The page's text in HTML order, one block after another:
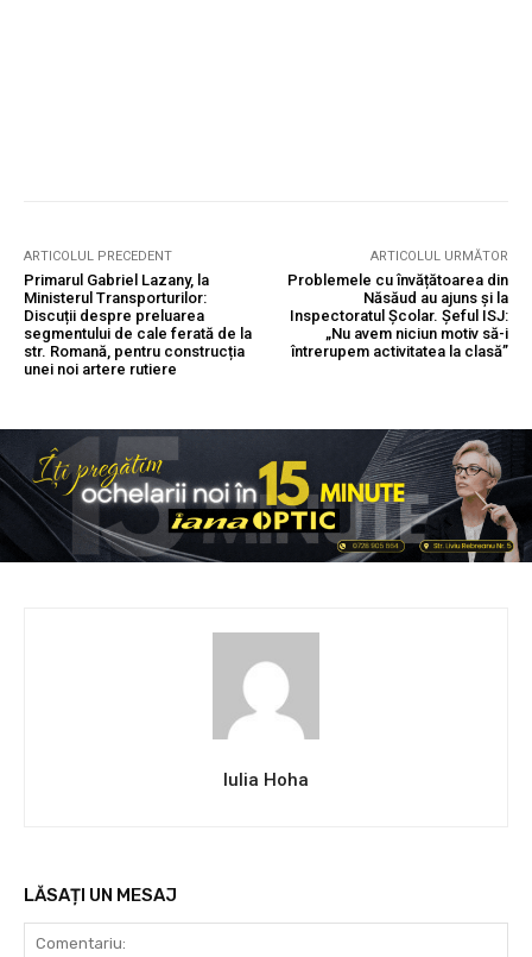
ARTICOLUL PRECEDENT
Primarul Gabriel Lazany, la
Ministerul Transporturilor:
Discuții despre preluarea
segmentului de cale ferată de la
str. Romană, pentru construcția
unei noi artere rutiere
ARTICOLUL URMĂTOR
Problemele cu învățătoarea din
Năsăud au ajuns și la
Inspectoratul Școlar. Șeful ISJ:
„Nu avem niciun motiv să-i
întrerupem activitatea la clasă”
Iulia Hoha
LĂSAȚI UN MESAJ